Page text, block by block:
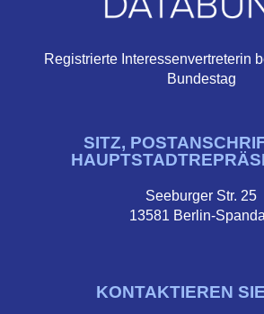
Registrierte Interessenvertreterin
Bundestag
SITZ,
Seeburger Str. 25
13581 Berlin-
KONTAKTIEREN